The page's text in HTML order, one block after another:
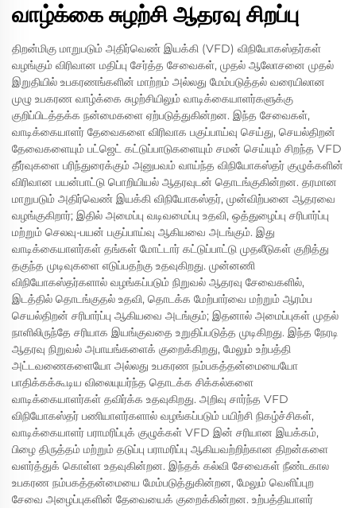
வாழ்க்கை சுழற்சி ஆதரவு சிறப்பு
திறன்மிகு மாறுபடும் அதிர்வெண் இயக்கி (VFD) விநியோகஸ்தர்கள்
வழங்கும் விரிவான மதிப்பு சேர்த்த சேவைகள், முதல் ஆலோசனை முதல்
இறுதியில் உபகரணங்களின் மாற்றம் அல்லது மேம்படுத்தல் வரையிலான
முழு உபகரண வாழ்க்கை சுழற்சியிலும் வாடிக்கையாளர்களுக்கு
குறிப்பிடத்தக்க நன்மைகளை ஏற்படுத்துகின்றன. இந்த சேவைகள்,
வாடிக்கையாளர் தேவைகளை விரிவாக பகுப்பாய்வு செய்து, செயல்திறன்
தேவைகளையும் பட்ஜெட் கட்டுப்பாடுகளையும் சமன் செய்யும் சிறந்த VFD
தீர்வுகளை பரிந்துரைக்கும் அனுபவம் வாய்ந்த விநியோகஸ்தர் குழுக்களின்
விரிவான பயன்பாட்டு பொறியியல் ஆதரவுடன் தொடங்குகின்றன. தரமான
மாறுபடும் அதிர்வெண் இயக்கி விநியோகஸ்தர், முன்விற்பனை ஆதரவை
வழங்குகிறார்; இதில் அமைப்பு வடிவமைப்பு உதவி, ஒத்துழைப்பு சரிபார்ப்பு
மற்றும் செலவு-பயன் பகுப்பாய்வு ஆகியவை அடங்கும். இது
வாடிக்கையாளர்கள் தங்கள் மோட்டார் கட்டுப்பாட்டு முதலீடுகள் குறித்து
தகுந்த முடிவுகளை எடுப்பதற்கு உதவுகிறது. முன்னணி
விநியோகஸ்தர்களால் வழங்கப்படும் நிறுவல் ஆதரவு சேவைகளில்,
இடத்தில் தொடங்குதல் உதவி, தொடக்க மேற்பார்வை மற்றும் ஆரம்ப
செயல்திறன் சரிபார்ப்பு ஆகியவை அடங்கும்; இதனால் அமைப்புகள் முதல்
நாளிலிருந்தே சரியாக இயங்குவதை உறுதிப்படுத்த முடிகிறது. இந்த நேரடி
ஆதரவு நிறுவல் அபாயங்களைக் குறைக்கிறது, மேலும் உற்பத்தி
அட்டவணைகளையோ அல்லது உபகரண நம்பகத்தன்மையையோ
பாதிக்கக்கூடிய விலையுயர்ந்த தொடக்க சிக்கல்களை
வாடிக்கையாளர்கள் தவிர்க்க உதவுகிறது. அறிவு சார்ந்த VFD
விநியோகஸ்தர் பணியாளர்களால் வழங்கப்படும் பயிற்சி நிகழ்ச்சிகள்,
வாடிக்கையாளர் பராமரிப்புக் குழுக்கள் VFD இன் சரியான இயக்கம்,
பிழை திருத்தம் மற்றும் தடுப்பு பராமரிப்பு ஆகியவற்றிற்கான திறன்களை
வளர்த்துக் கொள்ள உதவுகின்றன. இந்தக் கல்வி சேவைகள் நீண்டகால
உபகரண நம்பகத்தன்மையை மேம்படுத்துகின்றன, மேலும் வெளிப்புற
சேவை அழைப்புகளின் தேவையைக் குறைக்கின்றன. உற்பத்தியாளர்